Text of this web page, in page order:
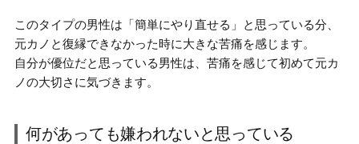
このタイプの男性は「簡単にやり直せる」と思っている分、
元カノと復縁できなかった時に大きな苦痛を感じます。
自分が優位だと思っている男性は、苦痛を感じて初めて元カ
ノの大切さに気づきます。
何があっても嫌われないと思っている